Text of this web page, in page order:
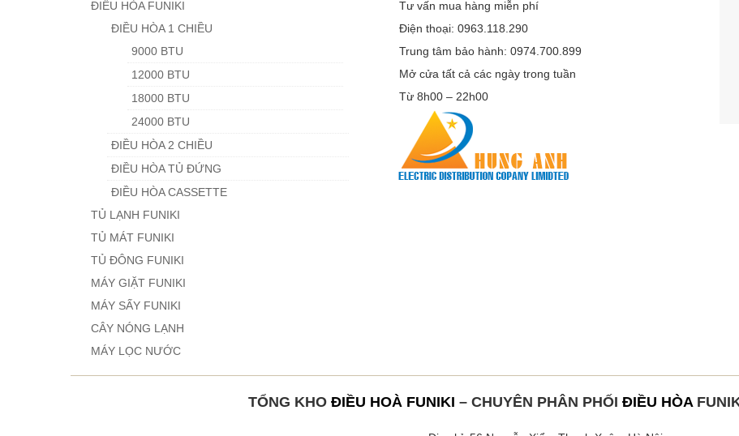
ĐIỀU HÒA FUNIKI
ĐIỀU HÒA 1 CHIỀU
9000 BTU
12000 BTU
18000 BTU
24000 BTU
ĐIỀU HÒA 2 CHIỀU
ĐIỀU HÒA TỦ ĐỨNG
ĐIỀU HÒA CASSETTE
TỦ LẠNH FUNIKI
TỦ MÁT FUNIKI
TỦ ĐÔNG FUNIKI
MÁY GIẶT FUNIKI
MÁY SẤY FUNIKI
CÂY NÓNG LẠNH
MÁY LỌC NƯỚC
Tư vấn mua hàng miễn phí
Điện thoại: 0963.118.290
Trung tâm bảo hành: 0974.700.899
Mở cửa tất cả các ngày trong tuần
Từ 8h00 – 22h00
TỔNG KHO ĐIỀU HOÀ FUNIKI – CHUYÊN PHÂN PHỐI ĐIỀU HÒA